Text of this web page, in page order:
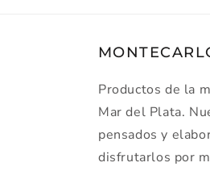
Productos de la
Mar del Plata.
pensados y
disfrutarlos por